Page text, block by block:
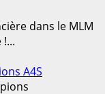
dans le MLM
A4S